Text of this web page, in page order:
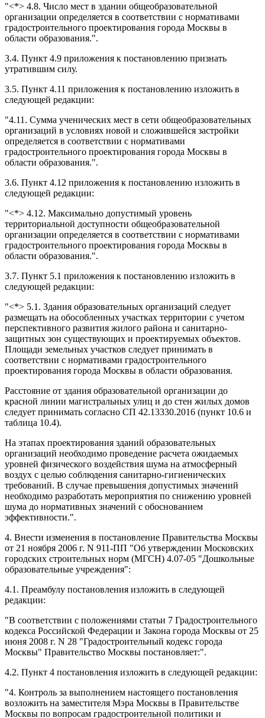
"<*> 4.8. Число мест в здании общеобразовательной
организации определяется в соответствии с нормативами
градостроительного проектирования города Москвы в
области образования.".
3.4. Пункт 4.9 приложения к постановлению признать
утратившим силу.
3.5. Пункт 4.11 приложения к постановлению изложить в
следующей редакции:
"4.11. Сумма ученических мест в сети общеобразовательных
организаций в условиях новой и сложившейся застройки
определяется в соответствии с нормативами
градостроительного проектирования города Москвы в
области образования.".
3.6. Пункт 4.12 приложения к постановлению изложить в
следующей редакции:
"<*> 4.12. Максимально допустимый уровень
территориальной доступности общеобразовательной
организации определяется в соответствии с нормативами
градостроительного проектирования города Москвы в
области образования.".
3.7. Пункт 5.1 приложения к постановлению изложить в
следующей редакции:
"<*> 5.1. Здания образовательных организаций следует
размещать на обособленных участках территории с учетом
перспективного развития жилого района и санитарно-
защитных зон существующих и проектируемых объектов.
Площади земельных участков следует принимать в
соответствии с нормативами градостроительного
проектирования города Москвы в области образования.
Расстояние от здания образовательной организации до
красной линии магистральных улиц и до стен жилых домов
следует принимать согласно СП 42.13330.2016 (пункт 10.6 и
таблица 10.4).
На этапах проектирования зданий образовательных
организаций необходимо проведение расчета ожидаемых
уровней физического воздействия шума на атмосферный
воздух с целью соблюдения санитарно-гигиенических
требований. В случае превышения допустимых значений
необходимо разработать мероприятия по снижению уровней
шума до нормативных значений с обоснованием
эффективности.".
4. Внести изменения в постановление Правительства Москвы
от 21 ноября 2006 г. N 911-ПП "Об утверждении Московских
городских строительных норм (МГСН) 4.07-05 "Дошкольные
образовательные учреждения":
4.1. Преамбулу постановления изложить в следующей
редакции:
"В соответствии с положениями статьи 7 Градостроительного
кодекса Российской Федерации и Закона города Москвы от 25
июня 2008 г. N 28 "Градостроительный кодекс города
Москвы" Правительство Москвы постановляет:".
4.2. Пункт 4 постановления изложить в следующей редакции:
"4. Контроль за выполнением настоящего постановления
возложить на заместителя Мэра Москвы в Правительстве
Москвы по вопросам градостроительной политики и